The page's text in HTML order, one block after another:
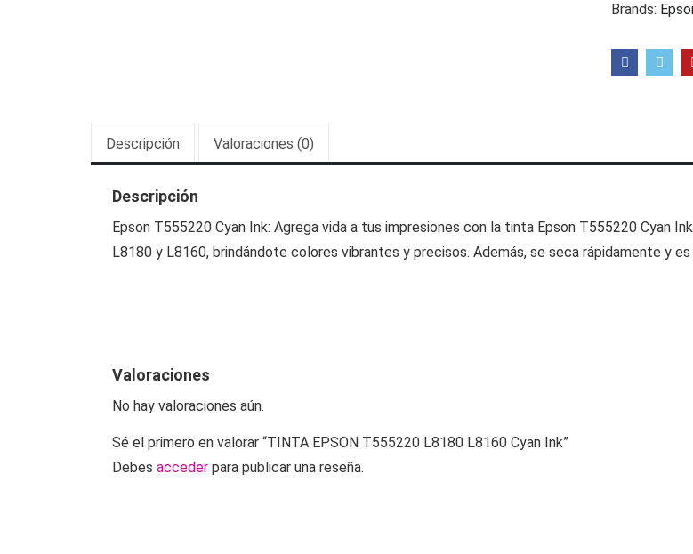
cantidad
Brands:
Descripción Valoraciones (0)
Descripción
Epson T555220 Cyan Ink: Agrega vida a tus impresiones con la tinta Epson T555220 Cyan
L8180 y L8160, brindándote colores vibrantes y precisos. Además, se seca rápidamente y
Valoraciones
No hay valoraciones aún.
Sé el primero en valorar “TINTA EPSON T555220 L8180 L8160 Cyan Ink”
Debes acceder para publicar una reseña.